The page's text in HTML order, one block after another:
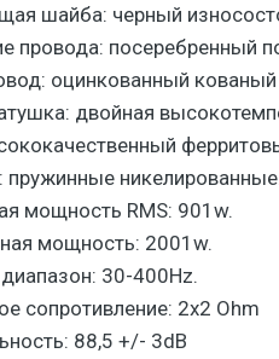
шайба: черный
провода: посеребренный
оцинкованный
двойная
пружинные никелированные.
мощность RMS: 901w.
мощность: 2001w.
30-400Hz.
сопротивление: 2x2 Ohm
88,5 +/- 3dB